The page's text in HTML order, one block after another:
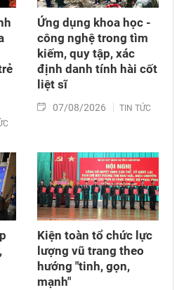
Ứng dụng khoa học -
công nghệ trong tìm
kiếm, quy tập, xác
định danh tính hài cốt
liệt sĩ
07/08/2026 TIN TỨC
Kiện toàn tổ chức lực
lượng vũ trang theo
hướng "tinh, gọn,
mạnh"